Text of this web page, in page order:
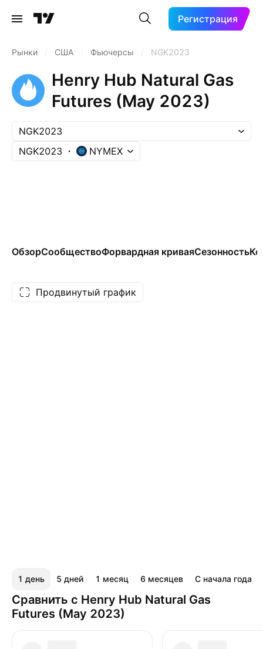
Регистрация
Рынки США Фьючерсы NGK2023
Henry Hub Natural Gas
Futures (May 2023)
NGK2023
NGK2023
NYMEX
ОбзорСообществоФорвардная криваяСезонность
Продвинутый график
1 день 5 дней 1 месяц 6 месяцев С начала года
Сравнить с Henry Hub Natural Gas
Futures (May 2023)